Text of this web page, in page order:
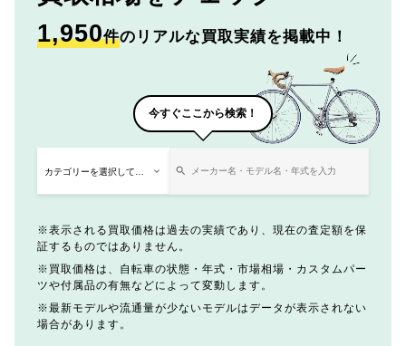
1,950件のリアルな買取実績を掲載中！
今すぐここから検索！
表示される買取価格は過去の実績であり、現在の査定額を保
証するものではありません。
買取価格は、自転車の状態・年式・市場相場・カスタムパー
ツや付属品の有無などによって変動します。
最新モデルや流通量が少ないモデルはデータが表示されない
場合があります。